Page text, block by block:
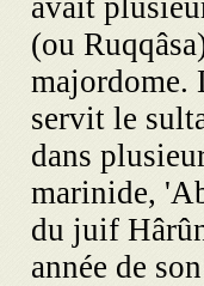
avait
(ou
majordome.
servit le
dans
marinide,
du juif
année de